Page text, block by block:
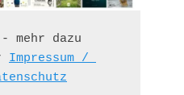
dazu
Impressum /